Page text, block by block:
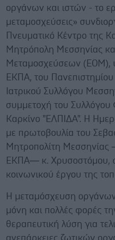
οργάνων και ιστών - το
μεταμοσχεύσεις»
Πνευματικό Κέντρο της
Μητρόπολη Μεσσηνίας
Μεταμοσχεύσεων (ΕΟΜ),
ΕΚΠΑ, του
Ιατρικού Συλλόγου
συμμετοχή του Συλλόγου
Καρκίνο "ΕΛΠΙΔΑ". Η
με πρωτοβουλία του
Μητροπολίτη Μεσσηνίας
ΕΚΠΑ― κ. Χρυσοστόμου,
κοινωνικού έργου της
Η μεταμόσχευση
μόνη και πολλές φορές
θεραπευτική λύση για
ανεπάρκειες ζωτικών